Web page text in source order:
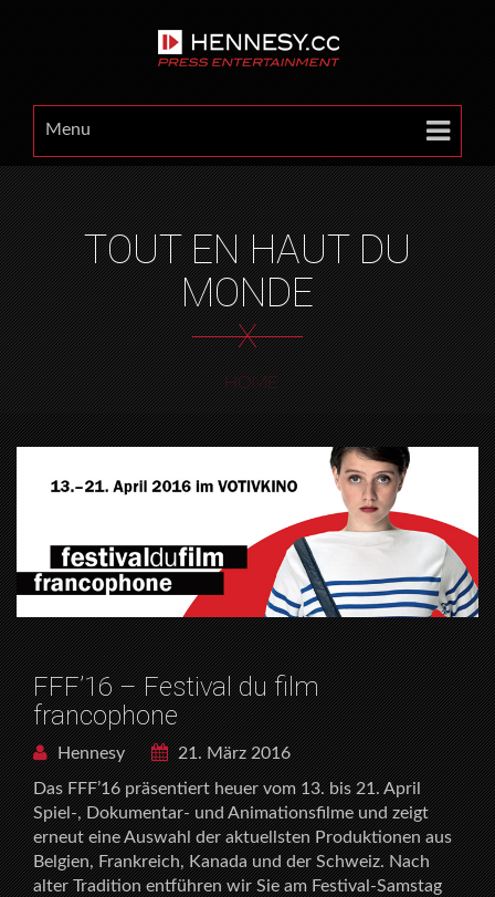
Menu
TOUT EN HAUT DU
MONDE
X
HOME
FFF’16 – Festival du film
francophone
Hennesy
21. März 2016
Das FFF’16 präsentiert heuer vom 13. bis 21. April
Spiel-, Dokumentar- und Animationsfilme und zeigt
erneut eine Auswahl der aktuellsten Produktionen aus
Belgien, Frankreich, Kanada und der Schweiz. Nach
alter Tradition entführen wir Sie am Festival-Samstag